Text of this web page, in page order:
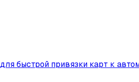
быстрой привязки карт к